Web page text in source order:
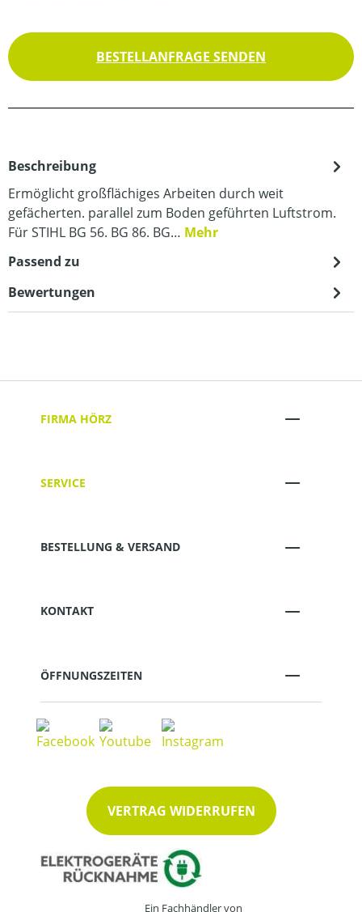
BESTELLANFRAGE SENDEN
Beschreibung
Ermöglicht großflächiges Arbeiten durch weit
gefächerten. parallel zum Boden geführten Luftstrom.
Für STIHL BG 56. BG 86. BG… Mehr
Passend zu
Bewertungen
FIRMA HÖRZ
SERVICE
BESTELLUNG & VERSAND
KONTAKT
ÖFFNUNGSZEITEN
VERTRAG WIDERRUFEN
Ein Fachhändler von